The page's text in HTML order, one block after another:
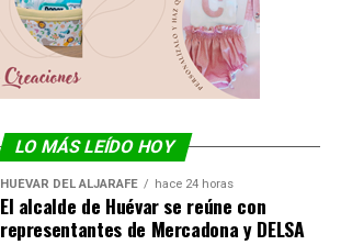
LO MÁS LEÍDO HOY
HUÉVAR DEL ALJARAFE hace 24 horas
El alcalde de Huévar se reúne con
representantes de Mercadona y DELSA